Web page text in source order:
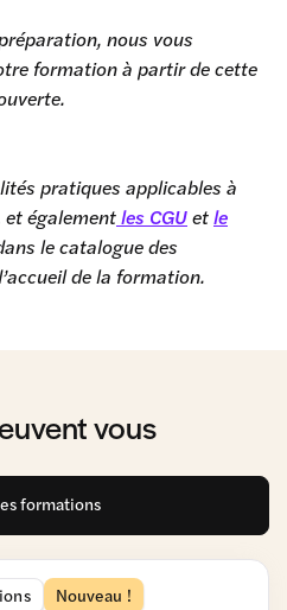
nous vous
formation à partir de cette
pratiques applicables à
et égalementles CGUetle
le catalogue des
de la formation.
vous
formations
Nouveau !